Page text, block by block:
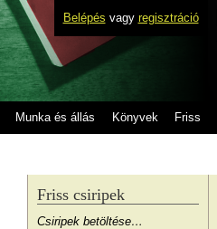
Belépés vagy regisztráció
Munka és állás Könyvek Friss
Friss csiripek
Csiripek betöltése…